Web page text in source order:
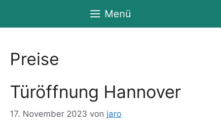
springen
Menü
Preise
Türöffnung Hannover
17. November 2023 von jaro